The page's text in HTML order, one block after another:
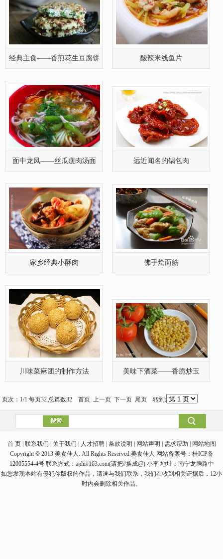
经典主食——香煎花生豆腐饼 酸辣米线鱼片
面中龙凤——丝瓜瘦肉汤面 远近闻名的锅包肉
家乡经典小酥肉 佛手烩面筋
川味菜麻团的制作方法 美味下酒菜——香脆炒玉
页次：1/1 每页32 总篇数32 首页 上一页 下一页 尾页 转到:
首 页 | 联系我们 | 关于我们 | 人才招聘 | 条款说明 | 网站声明 | 需求帮助 | 网站地图
Copyright © 2013 美食佳人. All Rights Reserved.美食佳人 网站备案号：桂ICP备
12005554-4号 联系方式：ajdii#163.com(请把#换成@) 小李 地址：南宁龙腾路中
如您发现本站有侵犯你版权的作品，请速与我们联系，我们在收到相关证据后，12小
时内会删除相关作品。